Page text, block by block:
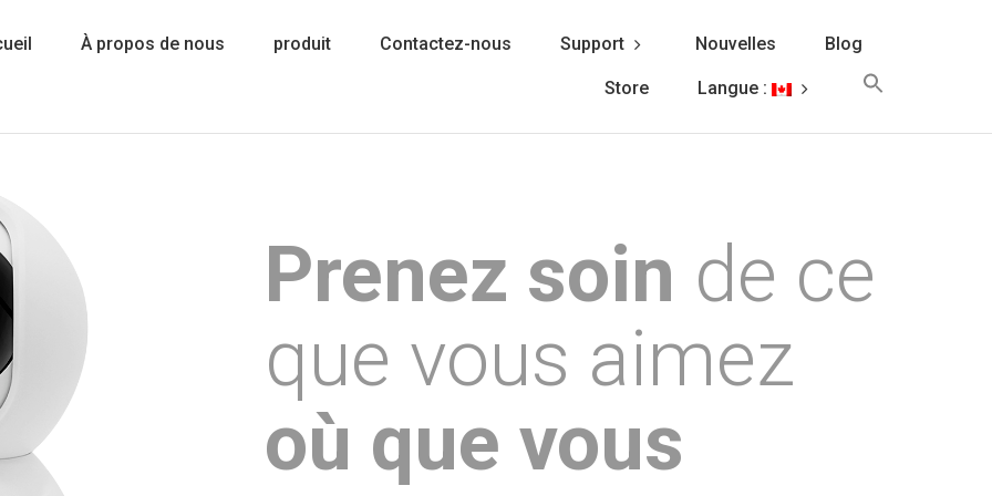
À propos de nous produit Contactez-nous Support Nouvelles Blog
Store Langue :
Prenez soin de ce
que vous aimez
où que vous